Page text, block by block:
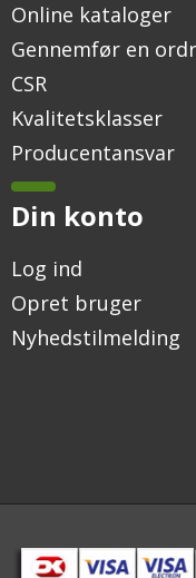
Online kataloger
Gennemfør en
CSR
Kvalitetsklasser
Producentansvar
Din konto
Log ind
Opret bruger
Nyhedstilmelding